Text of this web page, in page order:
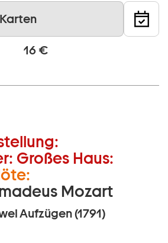
Karten
16 €
Großes Haus:
Mozart
Aufzügen (1791)